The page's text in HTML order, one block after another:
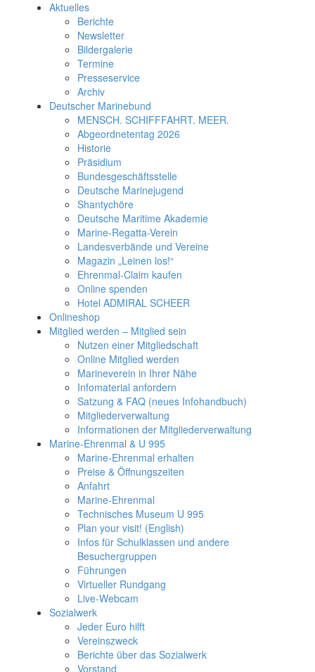
Aktuelles
Berichte
Newsletter
Bildergalerie
Termine
Presseservice
Archiv
Deutscher Marinebund
MENSCH. SCHIFFFAHRT. MEER.
Abgeordnetentag 2026
Historie
Präsidium
Bundesgeschäftsstelle
Deutsche Marinejugend
Shantychöre
Deutsche Maritime Akademie
Marine-Regatta-Verein
Landesverbände und Vereine
Magazin „Leinen los!“
Ehrenmal-Claim kaufen
Online spenden
Hotel ADMIRAL SCHEER
Onlineshop
Mitglied werden – Mitglied sein
Nutzen einer Mitgliedschaft
Online Mitglied werden
Marineverein in Ihrer Nähe
Infomaterial anfordern
Satzung & FAQ (neues Infohandbuch)
Mitgliederverwaltung
Informationen der Mitgliederverwaltung
Marine-Ehrenmal & U 995
Marine-Ehrenmal erhalten
Preise & Öffnungszeiten
Anfahrt
Marine-Ehrenmal
Technisches Museum U 995
Plan your visit! (English)
Infos für Schulklassen und andere
Besuchergruppen
Führungen
Virtueller Rundgang
Live-Webcam
Sozialwerk
Jeder Euro hilft
Vereinszweck
Berichte über das Sozialwerk
Vorstand